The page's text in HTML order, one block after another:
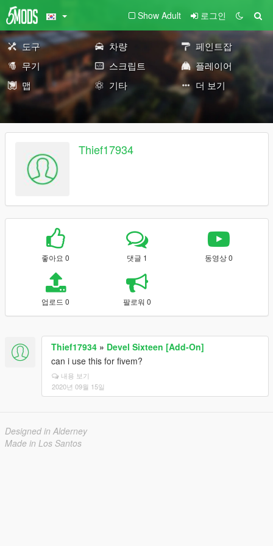
Show Adult 로그인
도구 차량
페인트잡
무기
스크립트
플레이어
맵
기타 더 보기
Thief17934
좋아요 0 댓글 1 동영상 0
업로드 0 팔로워 0
Thief17934 » Devel Sixteen [Add-On]
can i use this for fivem?
내용 보기
2020년 09월 15일
Designed in Alderney
Made in Los Santos